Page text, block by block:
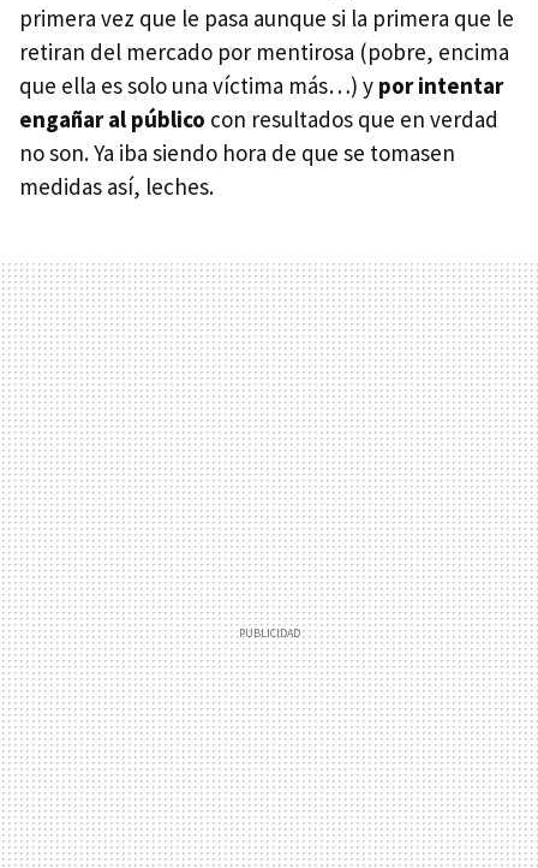
primera vez que le pasa aunque si la primera que le
retiran del mercado por mentirosa (pobre, encima
que ella es solo una víctima más…) y por intentar
engañar al público con resultados que en verdad
no son. Ya iba siendo hora de que se tomasen
medidas así, leches.